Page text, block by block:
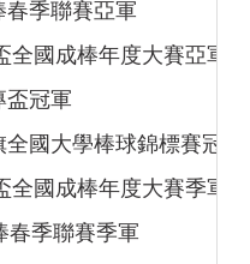
季聯賽亞軍
全國成棒年度大賽亞軍
盃冠軍
國大學棒球錦標賽冠軍
全國成棒年度大賽季軍
春季聯賽季軍